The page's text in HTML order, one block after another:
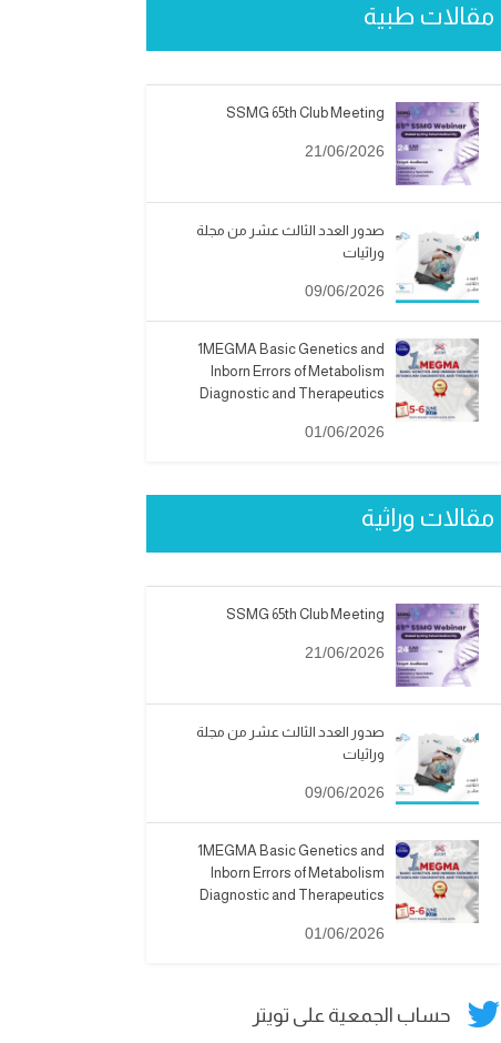
مقالات طبية
SSMG 65th Club Meeting
21/06/2026
صدور العدد الثالث عشر من مجلة
وراثيات
09/06/2026
1MEGMA Basic Genetics and
Inborn Errors of Metabolism
Diagnostic and Therapeutics
01/06/2026
مقالات وراثية
SSMG 65th Club Meeting
21/06/2026
صدور العدد الثالث عشر من مجلة
وراثيات
09/06/2026
1MEGMA Basic Genetics and
Inborn Errors of Metabolism
Diagnostic and Therapeutics
01/06/2026
 حساب الجمعية على تويتر